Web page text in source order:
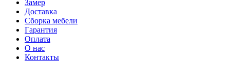
Замер
Доставка
Сборка мебели
Гарантия
Оплата
О нас
Контакты